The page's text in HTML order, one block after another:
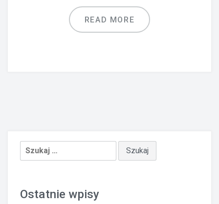
READ MORE
Szukaj:
Ostatnie wpisy